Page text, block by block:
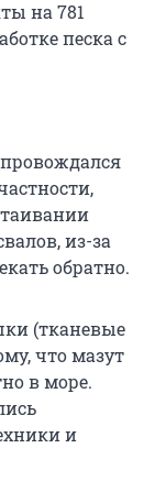
на 781
песка с
из-за
обратно.
(тканевые
что мазут
в море.
и